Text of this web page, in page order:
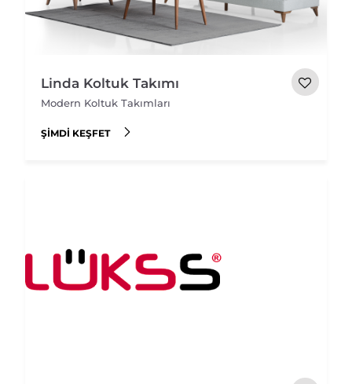
Linda Koltuk Takımı
Modern Koltuk Takımları
ŞIMDI KEŞFET